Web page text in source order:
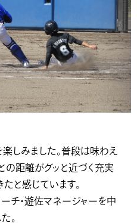
しみました。普段は味わえ
の距離がグッと近づく充実
と感じています。
チ・遊佐マネージャーを中
。